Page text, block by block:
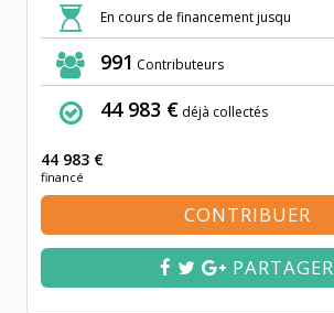
En cours de financement jusqu
991 Contributeurs
44 983 € déjà collectés
44 983 €
financé
CONTRIBUER
PARTAGER